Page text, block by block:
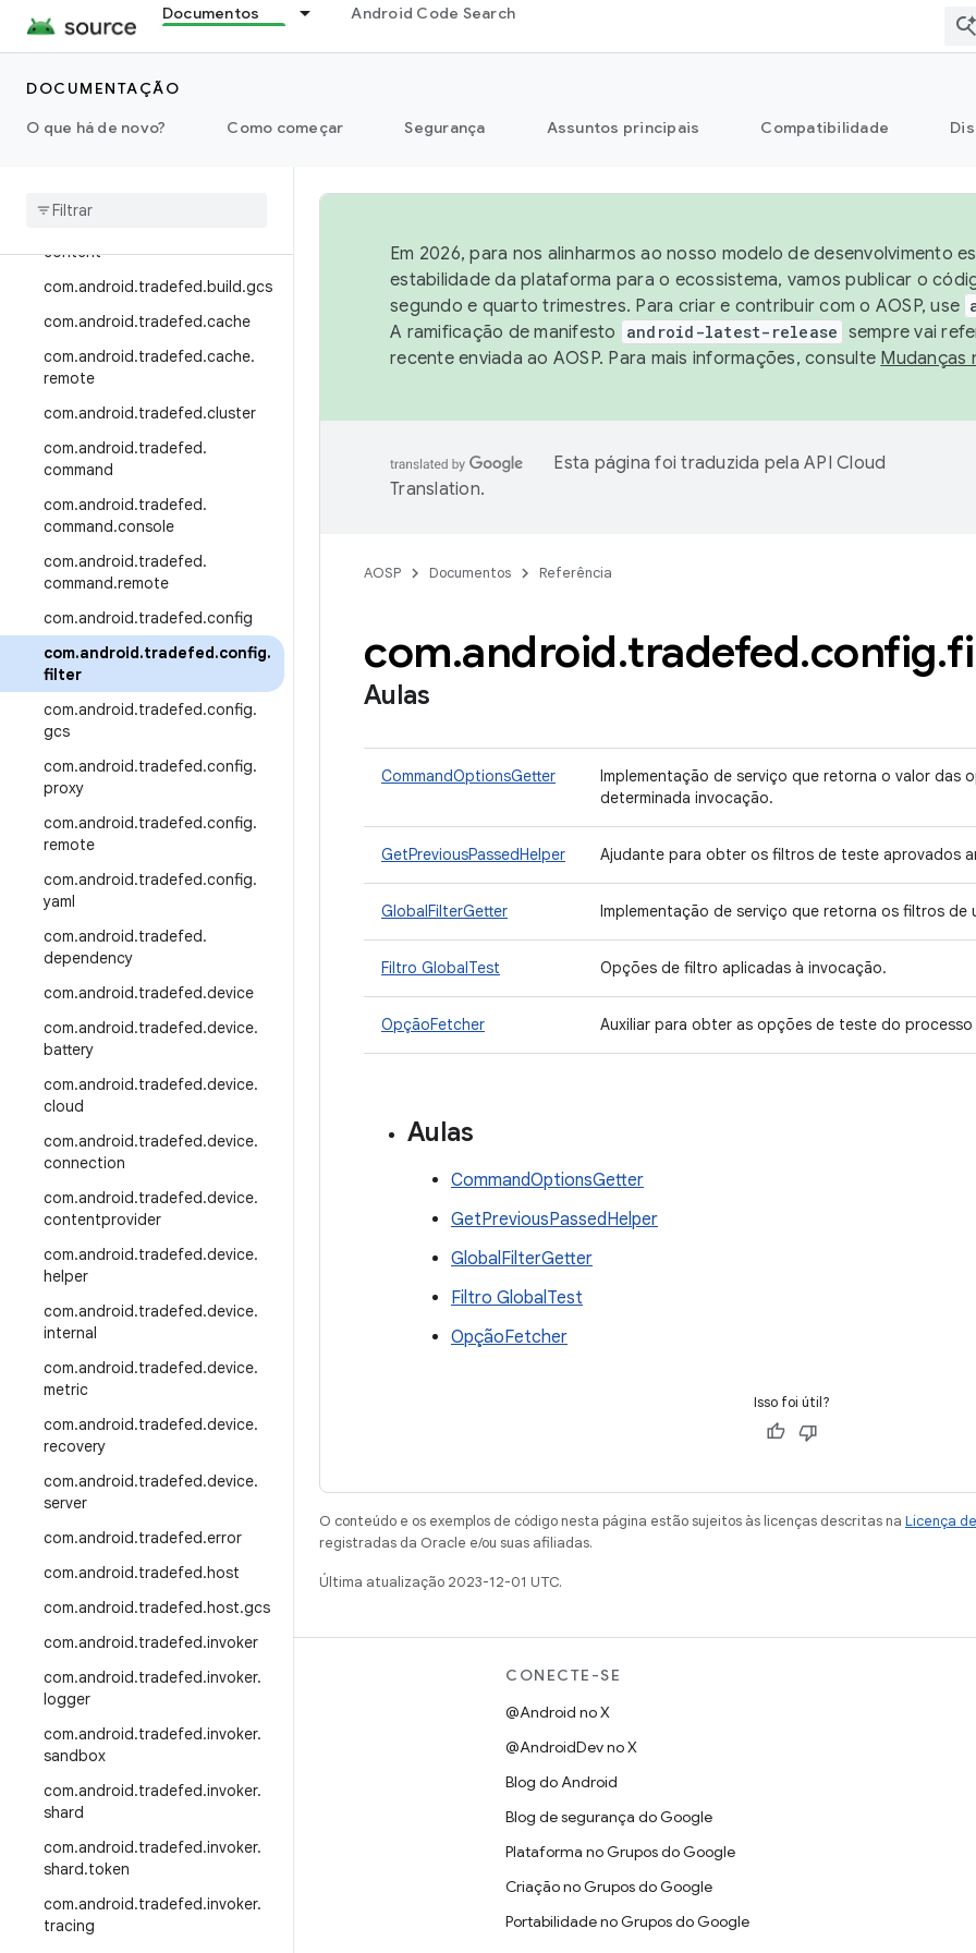
Documentos Android Code Search
DOCUMENTAÇÃO
O que há de novo?
Como começar Segurança Assuntos principais Compatibilidade
com.android.incfs.install.adb.dd
mlib
com.android.tradefed.auth
com.android.tradefed.build
content
com.android.tradefed.build.gcs
com.android.tradefed.cache
com.android.tradefed.cache.
remote
com.android.tradefed.cluster
com.android.tradefed.
command
com.android.tradefed.
command.console
com.android.tradefed.
command.remote
com.android.tradefed.config
com.android.tradefed.config.
filter
com.android.tradefed.config.
gcs
com.android.tradefed.config.
proxy
com.android.tradefed.config.
remote
com.android.tradefed.config.
yaml
com.android.tradefed.
dependency
com.android.tradefed.device
com.android.tradefed.device.
battery
com.android.tradefed.device.
cloud
com.android.tradefed.device.
connection
com.android.tradefed.device.
contentprovider
com.android.tradefed.device.
helper
com.android.tradefed.device.
internal
com.android.tradefed.device.
metric
com.android.tradefed.device.
recovery
com.android.tradefed.device.
server
com.android.tradefed.error
com.android.tradefed.host
com.android.tradefed.host.gcs
com.android.tradefed.invoker
com.android.tradefed.invoker.
logger
com.android.tradefed.invoker.
sandbox
com.android.tradefed.invoker.
shard
com.android.tradefed.invoker.
shard.token
com.android.tradefed.invoker.
tracing
Em 2026, para nos alinharmos ao nosso modelo de desenvolvimento
estabilidade da plataforma para o ecossistema, vamos publicar o
segundo e quarto trimestres. Para criar e contribuir com o AOSP, use
A ramificação de manifesto android-latest-release sempre vai
recente enviada ao AOSP. Para mais informações, consulte Mudanças
Esta página foi traduzida pela API Cloud
Translation.
AOSP Documentos Referência
com.android.tradefed.config.
Aulas
CommandOptionsGetter
Implementação de serviço que retorna o valor das
determinada invocação.
GetPreviousPassedHelper Ajudante para obter os filtros de teste aprovados
GlobalFilterGetter Implementação de serviço que retorna os filtros de
Filtro GlobalTest Opções de filtro aplicadas à invocação.
OpçãoFetcher Auxiliar para obter as opções de teste do processo
Aulas
CommandOptionsGetter
GetPreviousPassedHelper
GlobalFilterGetter
Filtro GlobalTest
OpçãoFetcher
Isso foi útil?
O conteúdo e os exemplos de código nesta página estão sujeitos às licenças descritas na Licença
registradas da Oracle e/ou suas afiliadas.
Última atualização 2023-12-01 UTC.
CRIAR
Repositório do Android
Requisitos
Como fazer o download
Visualizar códigos binários
Imagens de fábrica
CONECTE-SE
@Android no X
@AndroidDev no X
Blog do Android
Blog de segurança do Google
Plataforma no Grupos do Google
Criação no Grupos do Google
Portabilidade no Grupos do Google